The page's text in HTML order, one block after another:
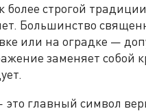
строгой
Большинство
или на оградке —
заменяет собой
главный символ